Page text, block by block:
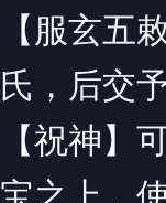
【服玄五
氏，后交
【祝神】